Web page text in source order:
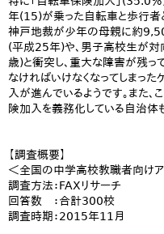
年(15)が乗った自転車と歩行者
神戸地裁が少年の母親に約
(平成25年)や、男子高校生が
歳)と衝突し、重大な障害が残
なければいけなくなってしまっ
入が進んでいるようです。また
険加入を義務化している自治体も
【調査概要】
＜全国の中学高校教職者向けア
調査方法：FAXリサーチ
回答数 ：合計300校
調査時期：2015年11月